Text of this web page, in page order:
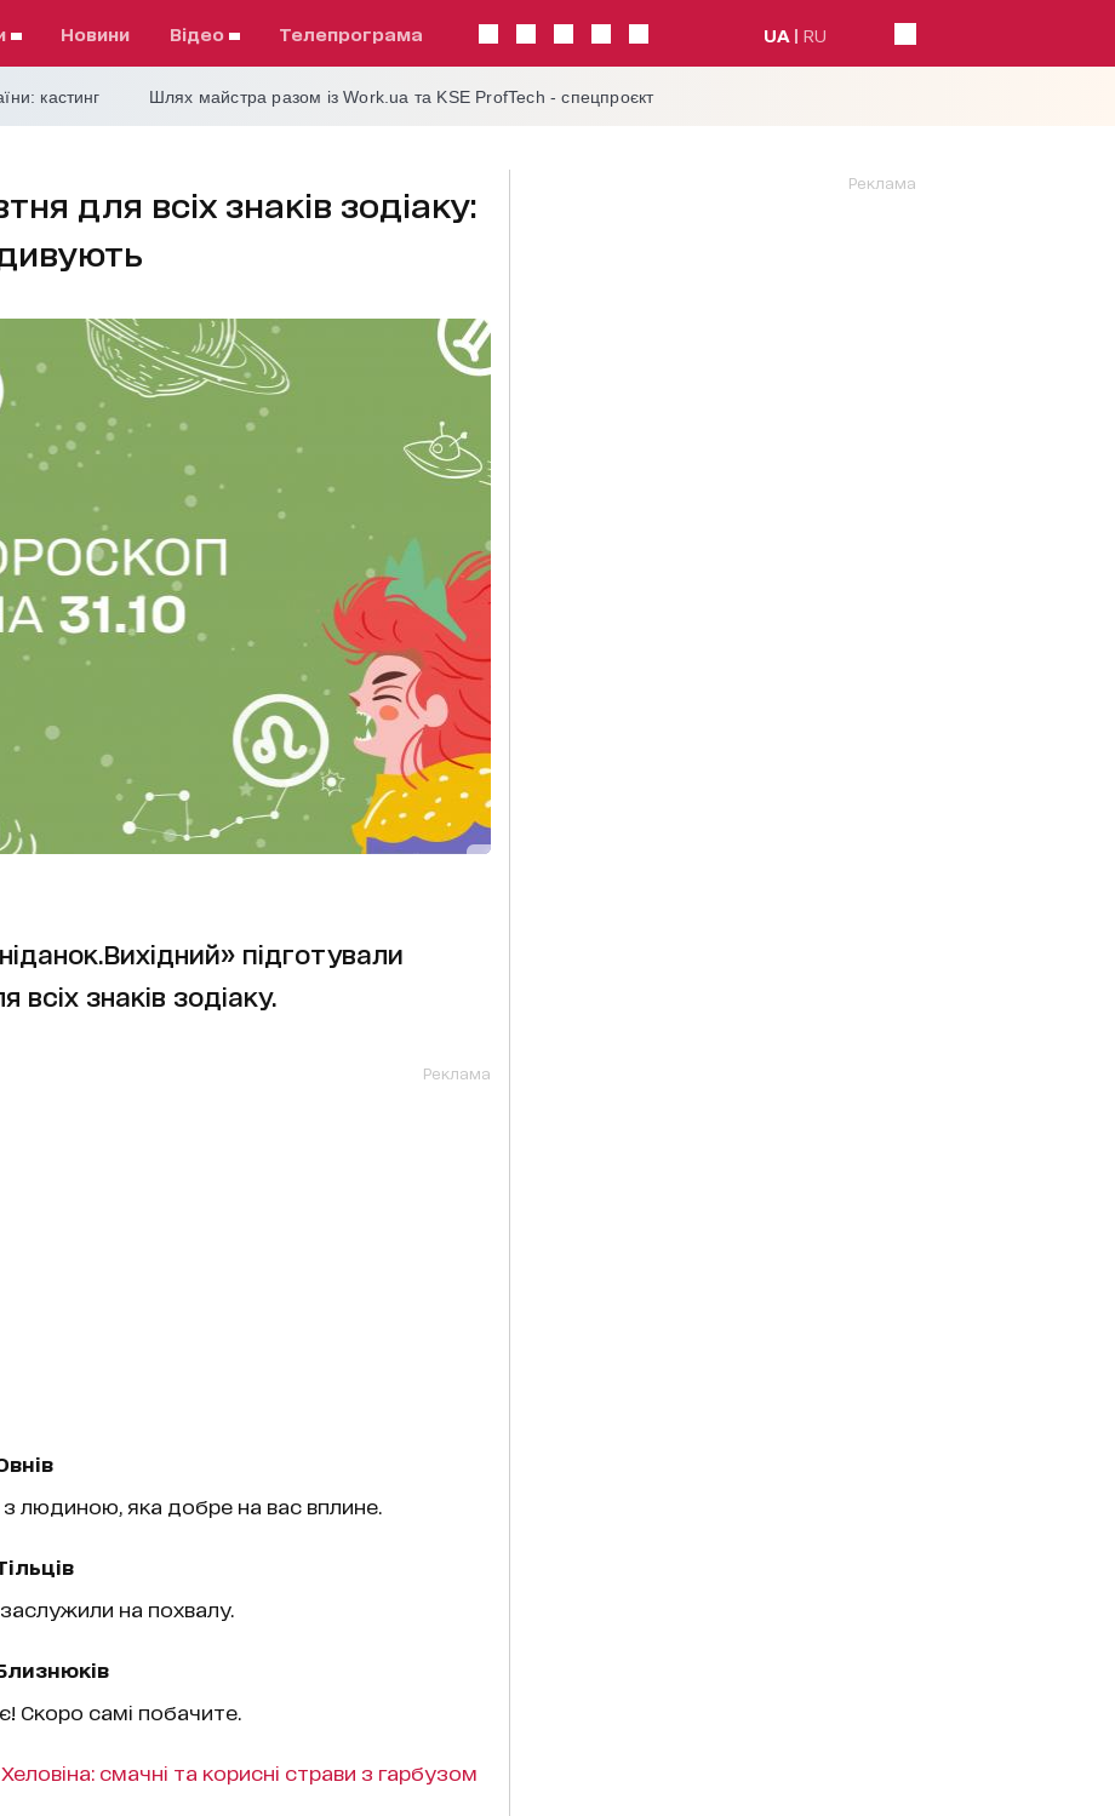
Новини відео телепрограма UA RU
кастинг Шлях майстра разом із Work.ua та KSE ProfTech - спецпроєкт
для всіх знаків зодіаку:
підготували
всіх знаків зодіаку.
Реклама
людиною, яка добре на вас вплине.
на похвалу.
Скоро самі побачите.
смачні та корисні страви з гарбузом
Реклама